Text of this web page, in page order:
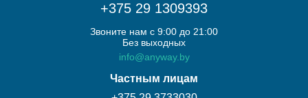
+375 29 1309393
Звоните нам с 9:00 до 21:00
Без выходных
info@anyway.by
Частным лицам